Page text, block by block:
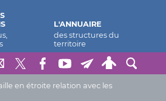
en étroite relation avec les
L'ANNUAIRE